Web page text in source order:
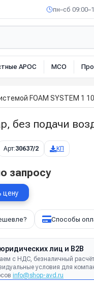
пн–сб
АРОС МСО
FOAM SYSTEM 1
без подачи
Арт:30637/2 КП
запросу
цену
Способы
лиц и B2B
с НДС, безналичный
условия для
info@shop-avd.ru